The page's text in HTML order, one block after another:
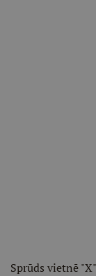
Sprūds vietnē